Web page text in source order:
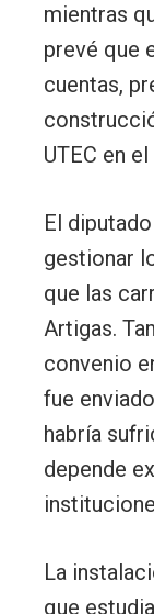
mientras
prevé que
cuentas,
UTEC en
El
gestionar
que las
Artigas.
convenio
fue
habría
depende
La
que